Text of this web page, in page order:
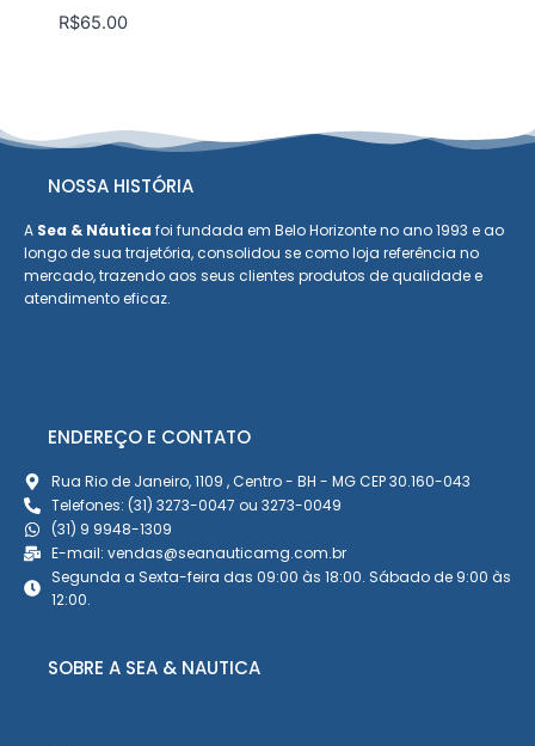
R$65.00
NOSSA HISTÓRIA
A Sea & Náutica foi fundada em Belo Horizonte no ano 1993 e ao
longo de sua trajetória, consolidou se como loja referência no
mercado, trazendo aos seus clientes produtos de qualidade e
atendimento eficaz.
ENDEREÇO E CONTATO
Rua Rio de Janeiro, 1109 , Centro - BH - MG CEP 30.160-043
Telefones: (31) 3273-0047 ou 3273-0049
(31) 9 9948-1309
E-mail: vendas@seanauticamg.com.br
Segunda a Sexta-feira das 09:00 às 18:00. Sábado de 9:00 às
12:00.
SOBRE A SEA & NAUTICA